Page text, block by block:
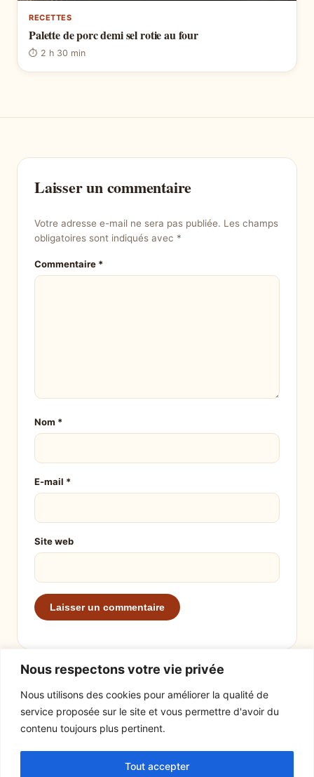
Nous respectons votre vie privée
Nous utilisons des cookies pour améliorer la qualité de
service proposée sur le site et vous permettre d'avoir du
contenu toujours plus pertinent.
Tout accepter
RECETTES
Palette de porc demi sel rotie au four
⏱ 2 h 30 min
Laisser un commentaire
Votre adresse e-mail ne sera pas publiée. Les champs
obligatoires sont indiqués avec *
Commentaire *
Nom *
E-mail *
Site web
Actualités